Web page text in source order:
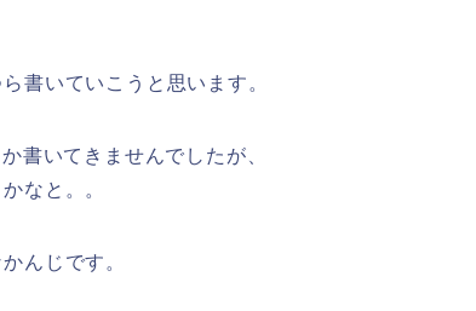
書いていこうと思います。
書いてきませんでしたが、
なと。。
んじです。